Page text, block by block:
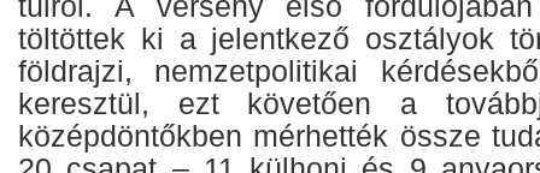
töltöttek ki a jelentkező osztályok
földrajzi, nemzetpolitikai
keresztül, ezt követően a
középdöntőkben mérhették össze